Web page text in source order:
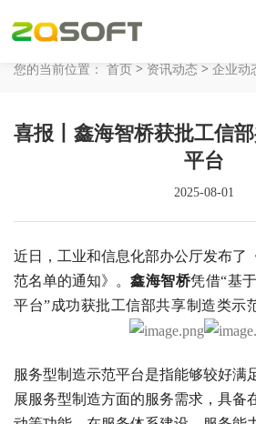
工业AI
解决方案
客户案例
关于我们
您的当前位置： 首页 > 资讯动态 > 企业动
喜报丨鑫海智桥获批工信
平台
2025-08-01
近日， 工业和信息化部办公厅发布了
范名单的通知》。 鑫海智桥凭借“基
平台”成功获批工信部共享制造类示
服务型制造示范平台是指能够较好满
展服务型制造方面的服务需求，具备
【AI 智能体重塑企业运营
详情致电 400-107-